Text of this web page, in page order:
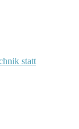
statt